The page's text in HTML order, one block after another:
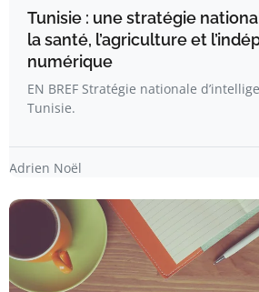
Tunisie : une stratégie
la santé, l’agriculture et
numérique
EN BREF Stratégie nationale
Tunisie.
Adrien Noël